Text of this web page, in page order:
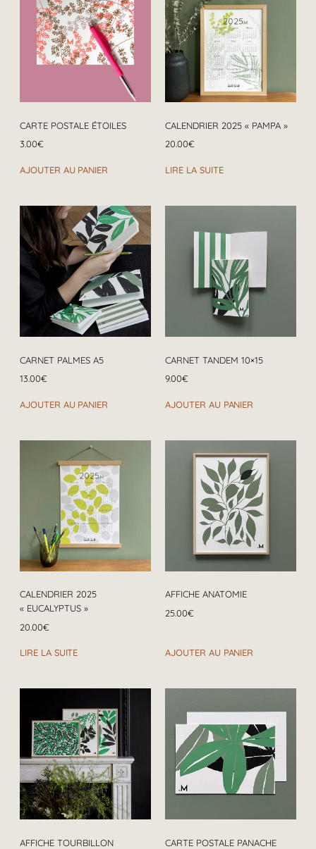
CARTE POSTALE ÉTOILES
3.00€
AJOUTER AU PANIER
CALENDRIER 2025 « PAMPA »
20.00€
LIRE LA SUITE
CARNET PALMES A5
13.00€
AJOUTER AU PANIER
CARNET TANDEM 10×15
9.00€
AJOUTER AU PANIER
CALENDRIER 2025
« EUCALYPTUS »
20.00€
LIRE LA SUITE
AFFICHE ANATOMIE
25.00€
AJOUTER AU PANIER
AFFICHE TOURBILLON
CARTE POSTALE PANACHE